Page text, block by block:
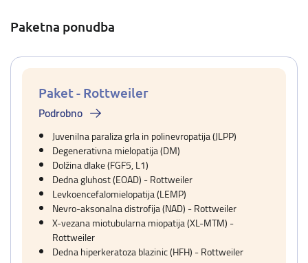
Paketna ponudba
Paket - Rottweiler
Podrobno
Juvenilna paraliza grla in polinevropatija (JLPP)
Degenerativna mielopatija (DM)
Dolžina dlake (FGF5, L1)
Dedna gluhost (EOAD) - Rottweiler
Levkoencefalomielopatija (LEMP)
Nevro-aksonalna distrofija (NAD) - Rottweiler
X-vezana miotubularna miopatija (XL-MTM) -
Rottweiler
Dedna hiperkeratoza blazinic (HFH) - Rottweiler